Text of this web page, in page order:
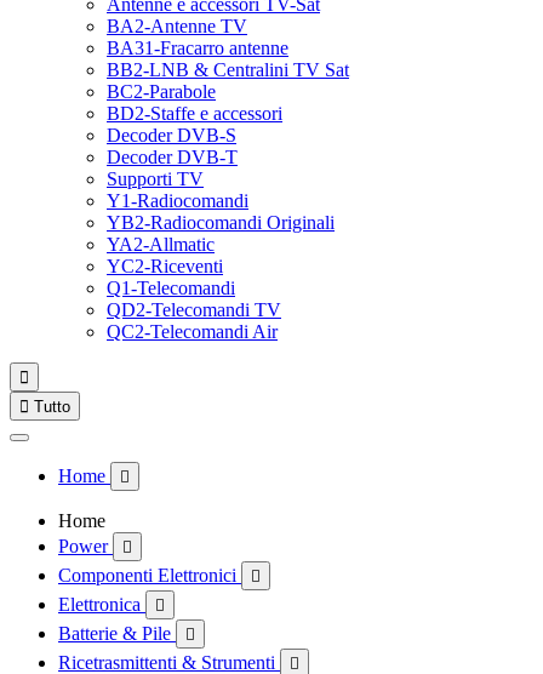
Antenne e accessori TV-Sat
BA2-Antenne TV
BA31-Fracarro antenne
BB2-LNB & Centralini TV Sat
BC2-Parabole
BD2-Staffe e accessori
Decoder DVB-S
Decoder DVB-T
Supporti TV
Y1-Radiocomandi
YB2-Radiocomandi Originali
YA2-Allmatic
YC2-Riceventi
Q1-Telecomandi
QD2-Telecomandi TV
QC2-Telecomandi Air

 Tutto
Home 
Home
Power

Componenti Elettronici 
Elettronica 
Batterie & Pile 
Ricetrasmittenti & Strumenti 